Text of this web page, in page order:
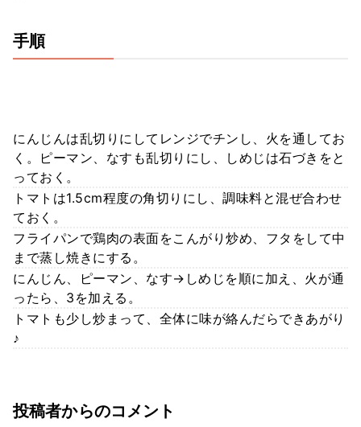
手順
にんじんは乱切りにしてレンジでチンし、火を通してお
く。ピーマン、なすも乱切りにし、しめじは石づきをと
っておく。
トマトは1.5cm程度の角切りにし、調味料と混ぜ合わせ
ておく。
フライパンで鶏肉の表面をこんがり炒め、フタをして中
まで蒸し焼きにする。
にんじん、ピーマン、なす→しめじを順に加え、火が通
ったら、3を加える。
トマトも少し炒まって、全体に味が絡んだらできあがり
♪
投稿者からのコメント